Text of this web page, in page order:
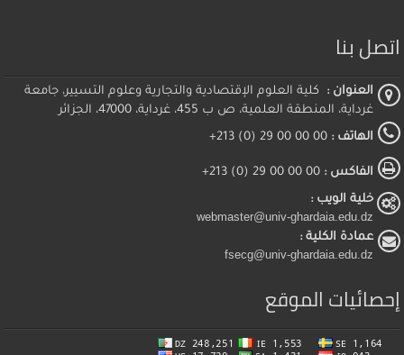
اتصل بنا
العنوان : كلية العلوم الإقتصادية والتجارية وعلوم التسيير، جامعة
غرداية، المنطقة العلمية، ص ب 455، غرداية، 47000، الجزائر
الهاتف : 00 00 00 29 (0) 213+
الفاكس : 00 00 00 29 (0) 213+
خلية الويب :
webmaster@univ-ghardaia.edu.dz
عمادة الكلية :
fsecg@univ-ghardaia.edu.dz
إحصائيات الموقع